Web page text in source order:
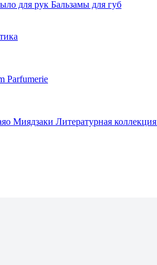
для рук Бальзамы для губ
Parfumerie
Миядзаки Литературная коллекция